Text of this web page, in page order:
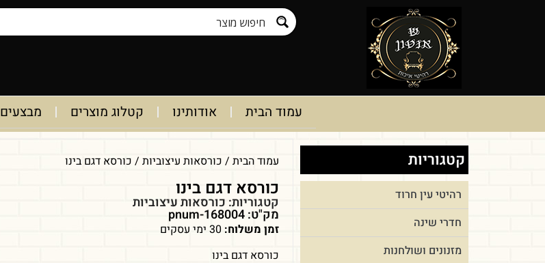
עמוד הבית אודותינו קטלוג מוצרים מבצעים
קטגוריות
רהיטי עין חרוד
חדרי שינה
מזנונים ושולחנות
עמוד הבית/ כורסאות עיצוביות/ כורסא דגם בינו
כורסא דגם בינו
קטגוריות: כורסאות עיצוביות
מק"ט: pnum-168004
זמן משלוח:
כורסא דגם בינו